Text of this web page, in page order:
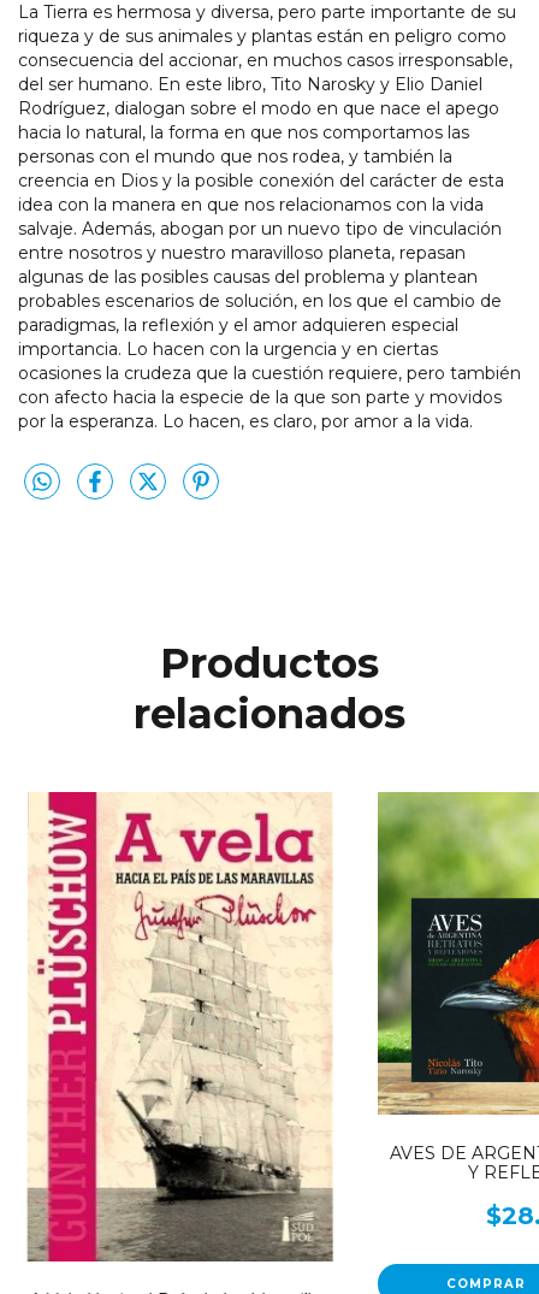
La Tierra es hermosa y diversa, pero parte importante de su
riqueza y de sus animales y plantas están en peligro como
consecuencia del accionar, en muchos casos irresponsable,
del ser humano. En este libro, Tito Narosky y Elio Daniel
Rodríguez, dialogan sobre el modo en que nace el apego
hacia lo natural, la forma en que nos comportamos las
personas con el mundo que nos rodea, y también la
creencia en Dios y la posible conexión del carácter de esta
idea con la manera en que nos relacionamos con la vida
salvaje. Además, abogan por un nuevo tipo de vinculación
entre nosotros y nuestro maravilloso planeta, repasan
algunas de las posibles causas del problema y plantean
probables escenarios de solución, en los que el cambio de
paradigmas, la reflexión y el amor adquieren especial
importancia. Lo hacen con la urgencia y en ciertas
ocasiones la crudeza que la cuestión requiere, pero también
con afecto hacia la especie de la que son parte y movidos
por la esperanza. Lo hacen, es claro, por amor a la vida.
Productos
relacionados
AVES DE
Y